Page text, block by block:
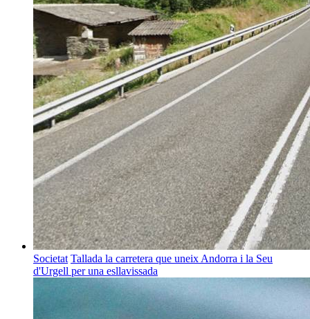
Societat Tallada la carretera que uneix Andorra i la Seu
d'Urgell per una esllavissada